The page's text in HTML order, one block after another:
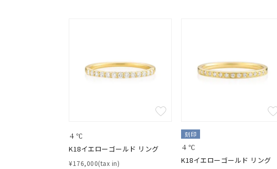
リングサイズ
４℃
K18イエローゴールド リング
¥176,000(tax in)
刻印
４℃
K18イエローゴールド リング